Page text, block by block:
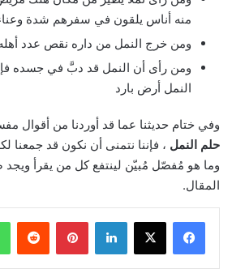
منه أناس يلقون في سفرهم شدة
ومن خرج النمل من داره نقص عدد
ومن رأى أن النمل قد دبَّ في جسده
النمل أرض بارد
وفي ختام حديثنا عما قد أوردنا من أقوال
حلم النمل ، فإننا نتمنى أن نكون قد جمعنا
وما هو مُفصّل مُبيّن لينتفع كل من يقرأ
المقال.
لينكدإن بينتيريست